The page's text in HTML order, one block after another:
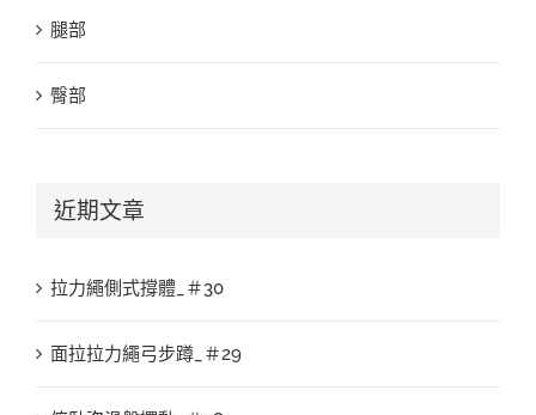
腿部
臀部
近期文章
拉力繩側式撐體_＃30
面拉拉力繩弓步蹲_＃29